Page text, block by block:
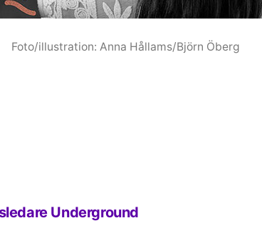
Foto/illustration: Anna Hållams/Björn Öberg
Underground